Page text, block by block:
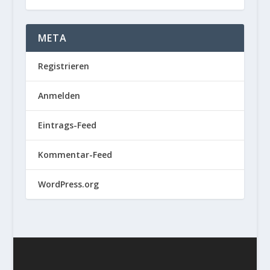
META
Registrieren
Anmelden
Eintrags-Feed
Kommentar-Feed
WordPress.org